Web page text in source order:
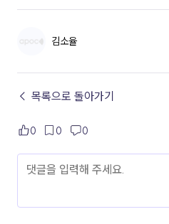
김소율
← 목록으로 돌아가기
0 0 0